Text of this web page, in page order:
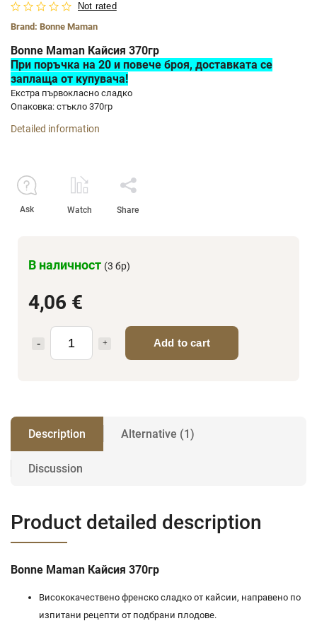
Not rated
Brand: Bonne Maman
4,06 €
Add to cart
В наличност (3 бр)
Bonne Maman Кайсия 370гр
При поръчка на 20 и повече броя, доставката се
заплаща от купувача!
Екстра първокласно сладко
Опаковка: стъкло 370гр
Detailed information
Ask Watch Share
Description Alternative (1)
Discussion
Product detailed description
Bonne Maman Кайсия 370гр
Висококачествено френско сладко от кайсии, направено по
изпитани рецепти от подбрани плодове.